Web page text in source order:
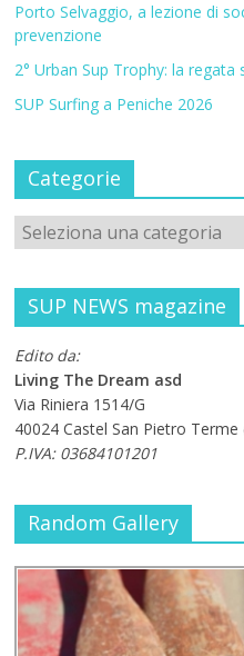
Porto Selvaggio, a lezione di
prevenzione
2° Urban Sup Trophy: la regata
SUP Surfing a Peniche 2026
Categorie
SUP NEWS magazine
Edito da:
Living The Dream asd
Via Riniera 1514/G
40024 Castel San Pietro Terme
P.IVA: 03684101201
Random Gallery